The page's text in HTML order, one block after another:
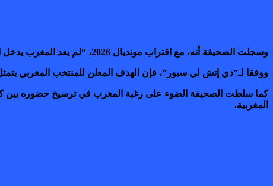
وسجلت الصحيفة أنه، مع اقتراب مونديال 2026، “لم يعد المغرب يدخل المنافسة بثوب الحصان الأسود الهادئ”، بل بطموحات معلنة ورغبة واضحة في تأكيد مكانته ضمن نخبة كرة القدم العالمية.
ووفقا لـ”دي إتش لي سبور”، فإن الهدف المعلن للمنتخب المغربي
المغربية.